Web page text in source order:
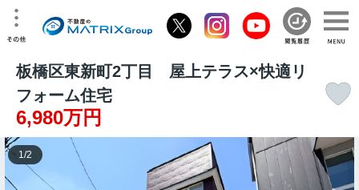
板橋区東新町2丁目 屋上テラス×快適リ
フォーム住宅
6,980万円
1/2